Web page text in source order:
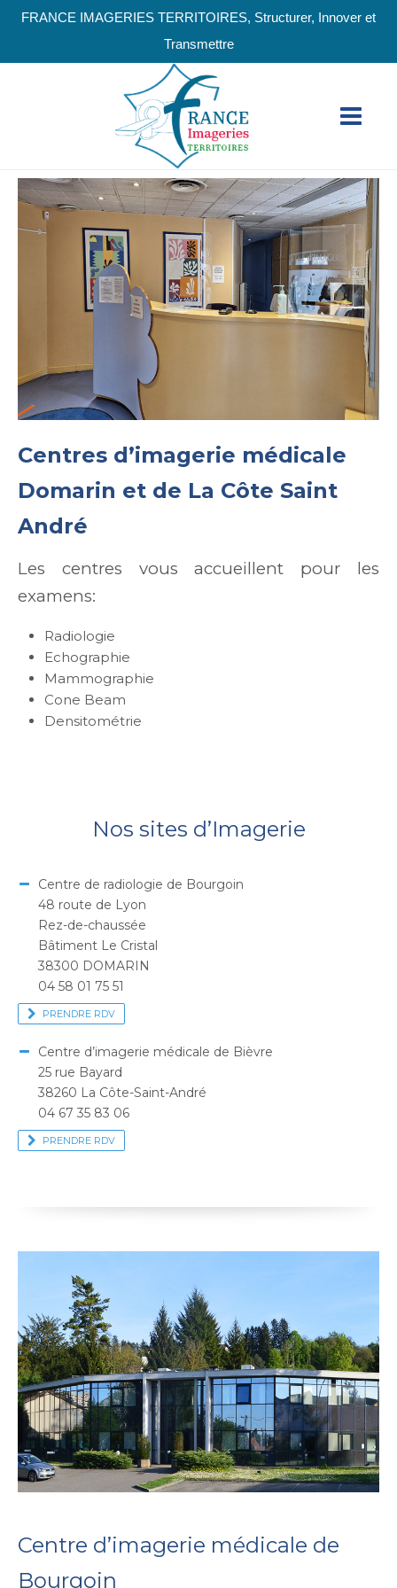
FRANCE IMAGERIES TERRITOIRES, Structurer, Innover et
Transmettre
Centres d’imagerie médicale
Domarin et de La Côte Saint
André
Les centres vous accueillent pour les
examens:
Radiologie
Echographie
Mammographie
Cone Beam
Densitométrie
Nos sites d’Imagerie
Centre de radiologie de Bourgoin
48 route de Lyon
Rez-de-chaussée
Bâtiment Le Cristal
38300 DOMARIN
04 58 01 75 51
PRENDRE RDV
Centre d’imagerie médicale de Bièvre
25 rue Bayard
38260 La Côte-Saint-André
04 67 35 83 06
PRENDRE RDV
Centre d’imagerie médicale de
Bourgoin